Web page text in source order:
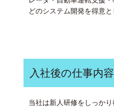
どのシステム開発を得意
入社後の仕事内
当社は新人研修をしっか